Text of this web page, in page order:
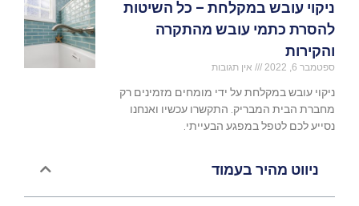
ניווט מהיר בעמוד
ניקוי עובש במקלחת – כל השיטות
להסרת כתמי עובש מהתקרה
והקירות
ספטמבר 6, 2022 אין תגובות
ניקוי עובש במקלחת על ידי מומחים מזמינים רק
מחברת הבית המבריק. התקשרו עכשיו ואנחנו
נסייע לכם לטפל במפגע הבעייתי.